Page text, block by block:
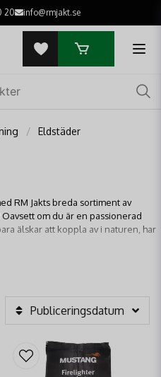
20 info@rmjakt.se
Eldstäder
RM Jakts breda sortiment av
Oavsett om du är en passionerad
älskar att koppla av i naturen, har
Publiceringsdatum